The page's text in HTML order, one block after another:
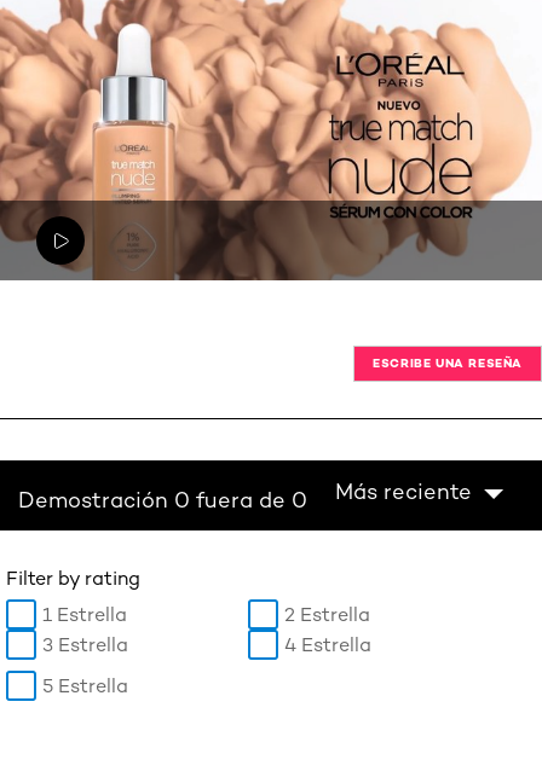
ESCRIBE UNA RESEÑA
Demostración 0 fuera de 0 Más reciente
Filter by rating
1 Estrella
2 Estrella
3 Estrella
4 Estrella
5 Estrella